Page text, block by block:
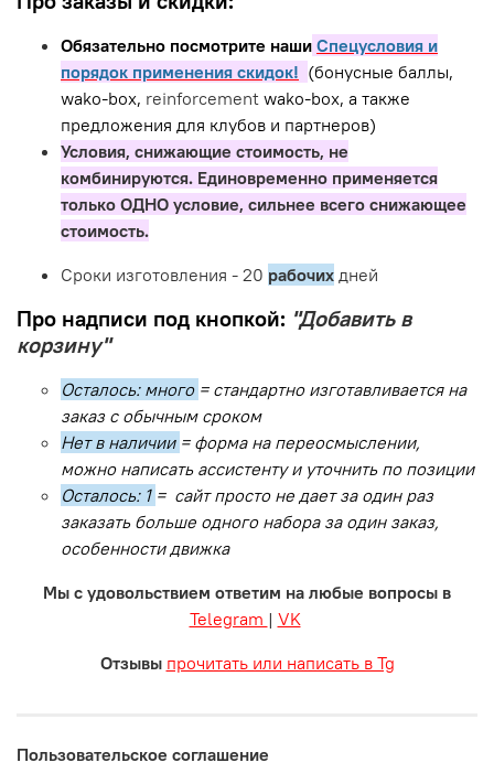
Обязательно посмотрите наши Спецусловия и
порядок применения скидок! (бонусные баллы,
wako-box, reinforcement wako-box, а также
предложения для клубов и партнеров)
Условия, снижающие стоимость, не
комбинируются. Единовременно применяется
только ОДНО условие, сильнее всего снижающее
стоимость.
Сроки изготовления - 20 рабочих дней
Про надписи под кнопкой: "Добавить в
корзину"
Осталось: много = стандартно изготавливается на
заказ с обычным сроком
Нет в наличии = форма на переосмыслении,
можно написать ассистенту и уточнить по позиции
Осталось: 1 = сайт просто не дает за один раз
заказать больше одного набора за один заказ,
особенности движка
Мы с удовольствием ответим на любые вопросы в
Telegram | VK
Отзывы прочитать или написать в Tg
Пользовательское соглашение